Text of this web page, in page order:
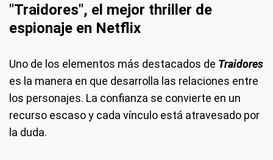
"Traidores", el mejor thriller de
espionaje en Netflix
Uno de los elementos más destacados de Traidores
es la manera en que desarrolla las relaciones entre
los personajes. La confianza se convierte en un
recurso escaso y cada vínculo está atravesado por
la duda.